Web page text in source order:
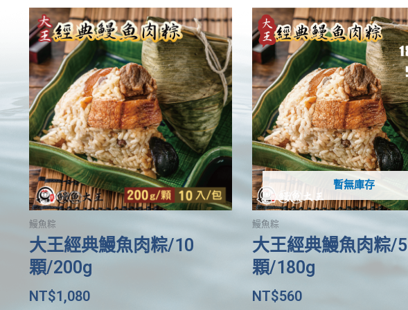
鰻魚粽
大王經典鰻魚肉粽/10
顆/200g
NT$1,080
暫無庫存
鰻魚粽
大王經典鰻魚肉粽/5
顆/180g
NT$560